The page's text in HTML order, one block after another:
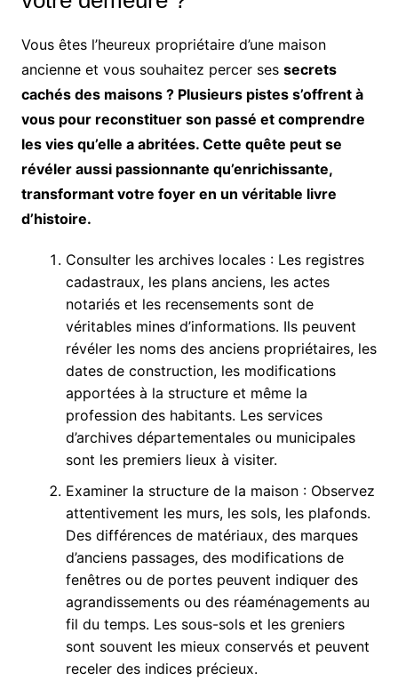
Vous êtes l’heureux propriétaire d’une maison
ancienne et vous souhaitez percer ses secrets
cachés des maisons ? Plusieurs pistes s’offrent à
vous pour reconstituer son passé et comprendre
les vies qu’elle a abritées. Cette quête peut se
révéler aussi passionnante qu’enrichissante,
transformant votre foyer en un véritable livre
d’histoire.
Consulter les archives locales : Les registres
cadastraux, les plans anciens, les actes
notariés et les recensements sont de
véritables mines d’informations. Ils peuvent
révéler les noms des anciens propriétaires, les
dates de construction, les modifications
apportées à la structure et même la
profession des habitants. Les services
d’archives départementales ou municipales
sont les premiers lieux à visiter.
Examiner la structure de la maison : Observez
attentivement les murs, les sols, les plafonds.
Des différences de matériaux, des marques
d’anciens passages, des modifications de
fenêtres ou de portes peuvent indiquer des
agrandissements ou des réaménagements au
fil du temps. Les sous-sols et les greniers
sont souvent les mieux conservés et peuvent
receler des indices précieux.